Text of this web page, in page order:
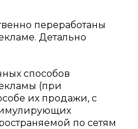
переработаны
Детально
способов
(при
их продажи, с
по сетям